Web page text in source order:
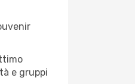
e gruppi